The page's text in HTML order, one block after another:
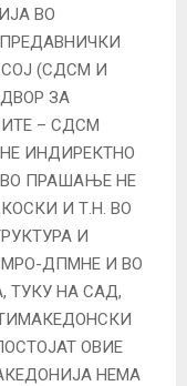
ВО
(СДСМ И
ЗА
– СДСМ
ИНДИРЕКТНО
ПРАШАЊЕ НЕ
И Т.Н. ВО
И
ДПМНЕ И ВО
ТУКУ НА САД,
ОВИЕ
НЕМА